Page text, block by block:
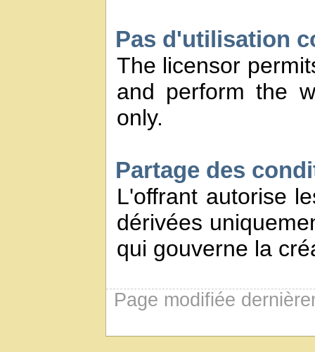
Pas d'utilisation
The licensor
and perform the
only.
Partage des
L'offrant autorise
dérivées
qui gouverne la
Page modifiée